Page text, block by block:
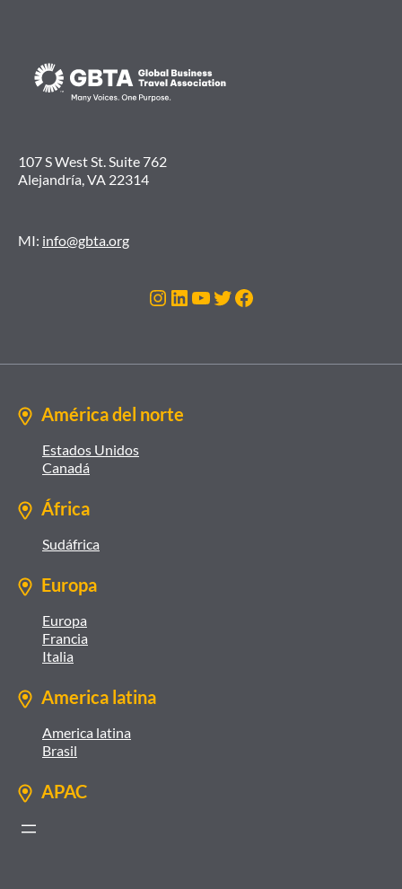
107 S West St. Suite 762
Alejandría, VA 22314
MI: info@gbta.org
Instagram
LinkedIn
YouTube
Twitter
Facebook
América del norte
Estados Unidos
Canadá
África
Sudáfrica
Europa
Europa
Francia
Italia
America latina
America latina
Brasil
APAC